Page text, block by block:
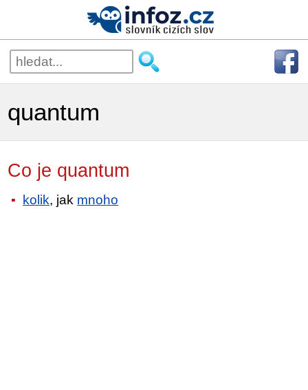
quantum
Co je quantum
kolik, jak mnoho